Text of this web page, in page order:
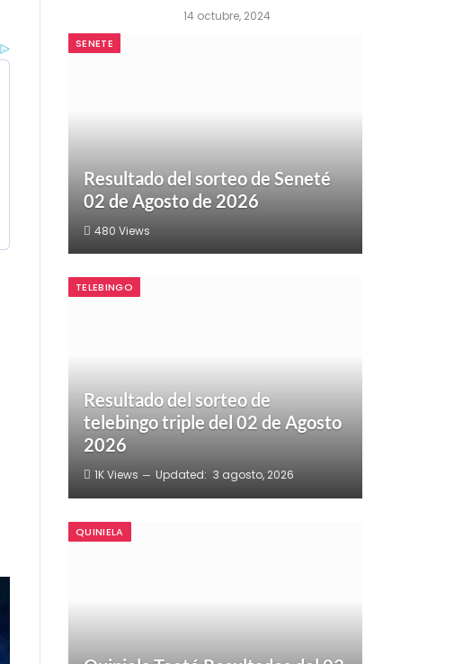
14 octubre, 2024
SENETE
Resultado del sorteo de Seneté
02 de Agosto de 2026
480 Views
TELEBINGO
Resultado del sorteo de
telebingo triple del 02 de Agosto
2026
1KViews Updated: 3 agosto, 2026
QUINIELA